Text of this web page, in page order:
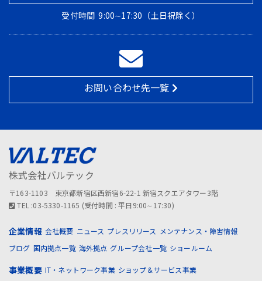
受付時間 9:00∼17:30（土日祝除く）
お問い合わせ先一覧
株式会社バルテック
〒163-1103 東京都新宿区西新宿6-22-1 新宿スクエアタワー3階
TEL :03-5330-1165 (受付時間 : 平日9:00∼17:30)
企業情報 会社概要 ニュース プレスリリース メンテナンス・障害情報
ブログ 国内拠点一覧 海外拠点 グループ会社一覧 ショールーム
事業概要 IT・ネットワーク事業 ショップ＆サービス事業